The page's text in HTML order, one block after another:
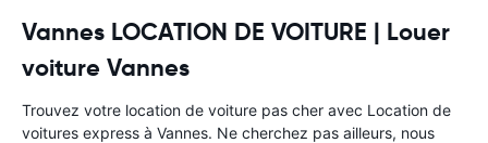
Vannes LOCATION DE VOITURE | Louer
voiture Vannes
Trouvez votre location de voiture pas cher avec Location de
voitures express à Vannes. Ne cherchez pas ailleurs, nous